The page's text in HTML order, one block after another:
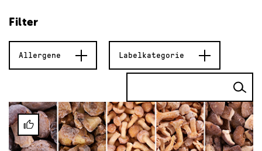
Filter
Allergene Labelkategorie